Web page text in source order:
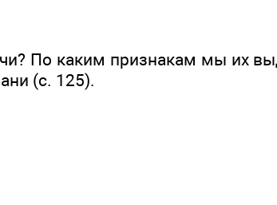
По каким признакам мы их
(с. 125).